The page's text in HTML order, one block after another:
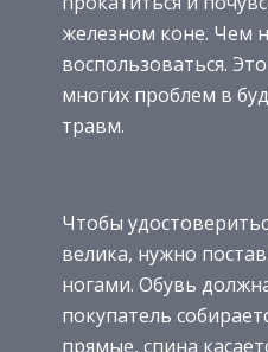
железном коне. Чем
воспользоваться.
многих проблем в
травм.
Чтобы
велика, нужно
ногами. Обувь
покупатель
прямые, спина